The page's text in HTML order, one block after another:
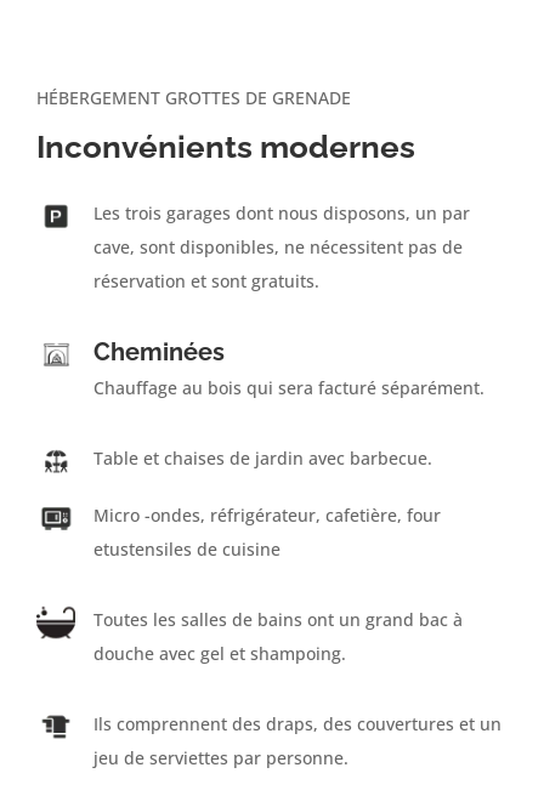
HÉBERGEMENT GROTTES DE GRENADE
Inconvénients modernes
Les trois garages dont nous disposons, un par
cave, sont disponibles, ne nécessitent pas de
réservation et sont gratuits.
Cheminées
Chauffage au bois qui sera facturé séparément.
Table et chaises de jardin avec barbecue.
Micro -ondes, réfrigérateur, cafetière, four
etustensiles de cuisine
Toutes les salles de bains ont un grand bac à
douche avec gel et shampoing.
Ils comprennent des draps, des couvertures et un
jeu de serviettes par personne.